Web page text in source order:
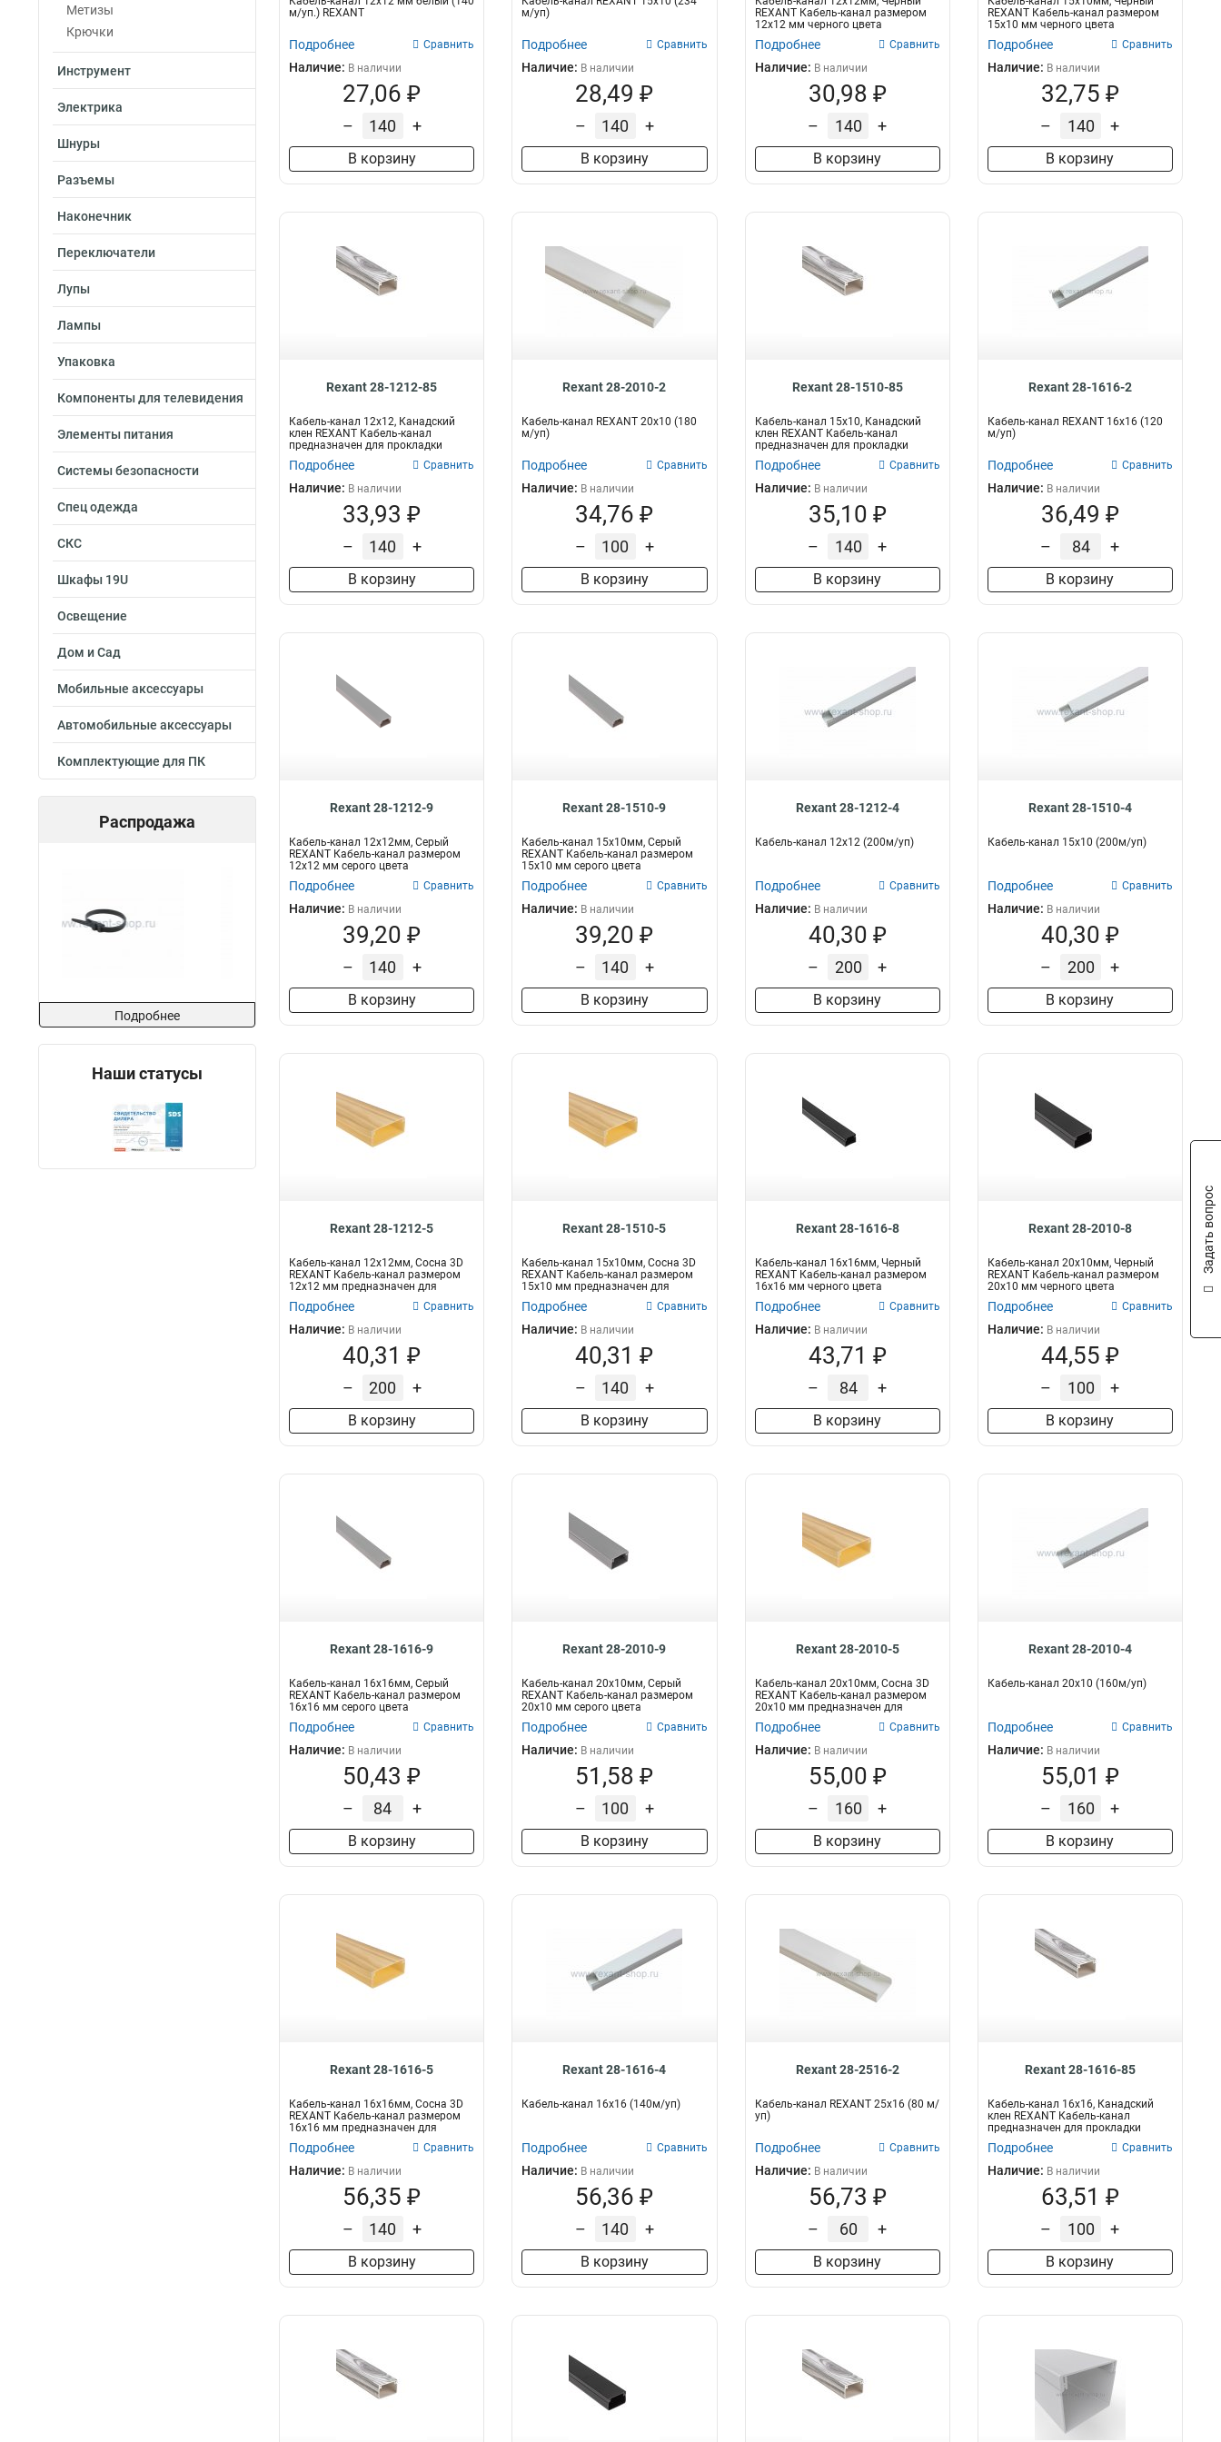
Метизы
Крючки
Инструмент
Электрика
Шнуры
Разъемы
Наконечник
Переключатели
Лупы
Лампы
Упаковка
Компоненты для телевидения
Элементы питания
Системы безопасности
Спец одежда
СКС
Шкафы 19U
Освещение
Дом и Сад
Мобильные аксессуары
Автомобильные аксессуары
Комплектующие для ПК
Распродажа
Подробнее
Наши статусы
м/уп.) REXANT
Подробнее Сравнить
Наличие: В наличии
27,06 ₽
– +
В корзину
м/уп)
Подробнее Сравнить
Наличие: В наличии
28,49 ₽
– +
В корзину
REXANT Кабель-канал размером
12х12 мм черного цвета
предназначен д...
Подробнее Сравнить
Наличие: В наличии
30,98 ₽
– +
В корзину
REXANT Кабель-канал размером
15х10 мм черного цвета
предназначен д...
Подробнее Сравнить
Наличие: В наличии
32,75 ₽
– +
В корзину
Rexant 28-1212-85
Кабель-канал 12x12, Канадский
клен REXANT Кабель-канал
предназначен для прокладки
слаботочных и...
Подробнее Сравнить
Наличие: В наличии
33,93 ₽
– +
В корзину
Rexant 28-2010-2
Кабель-канал REXANT 20х10 (180
м/уп)
Подробнее Сравнить
Наличие: В наличии
34,76 ₽
– +
В корзину
Rexant 28-1510-85
Кабель-канал 15x10, Канадский
клен REXANT Кабель-канал
предназначен для прокладки
слаботочных и...
Подробнее Сравнить
Наличие: В наличии
35,10 ₽
– +
В корзину
Rexant 28-1616-2
Кабель-канал REXANT 16х16 (120
м/уп)
Подробнее Сравнить
Наличие: В наличии
36,49 ₽
– +
В корзину
Rexant 28-1212-9
Кабель-канал 12х12мм, Серый
REXANT Кабель-канал размером
12х12 мм серого цвета
предназначен для...
Подробнее Сравнить
Наличие: В наличии
39,20 ₽
– +
В корзину
Rexant 28-1510-9
Кабель-канал 15х10мм, Серый
REXANT Кабель-канал размером
15х10 мм серого цвета
предназначен для...
Подробнее Сравнить
Наличие: В наличии
39,20 ₽
– +
В корзину
Rexant 28-1212-4
Кабель-канал 12х12 (200м/уп)
Подробнее Сравнить
Наличие: В наличии
40,30 ₽
– +
В корзину
Rexant 28-1510-4
Кабель-канал 15х10 (200м/уп)
Подробнее Сравнить
Наличие: В наличии
40,30 ₽
– +
В корзину
Rexant 28-1212-5
Кабель-канал 12х12мм, Сосна 3D
REXANT Кабель-канал размером
12х12 мм предназначен для
прокладки...
Подробнее Сравнить
Наличие: В наличии
40,31 ₽
– +
В корзину
Rexant 28-1510-5
Кабель-канал 15х10мм, Сосна 3D
REXANT Кабель-канал размером
15х10 мм предназначен для
прокладки...
Подробнее Сравнить
Наличие: В наличии
40,31 ₽
– +
В корзину
Rexant 28-1616-8
Кабель-канал 16х16мм, Черный
REXANT Кабель-канал размером
16х16 мм черного цвета
предназначен д...
Подробнее Сравнить
Наличие: В наличии
43,71 ₽
– +
В корзину
Rexant 28-2010-8
Кабель-канал 20х10мм, Черный
REXANT Кабель-канал размером
20х10 мм черного цвета
предназначен д...
Подробнее Сравнить
Наличие: В наличии
44,55 ₽
– +
В корзину
Rexant 28-1616-9
Кабель-канал 16х16мм, Серый
REXANT Кабель-канал размером
16х16 мм серого цвета
предназначен для...
Подробнее Сравнить
Наличие: В наличии
50,43 ₽
– +
В корзину
Rexant 28-2010-9
Кабель-канал 20х10мм, Серый
REXANT Кабель-канал размером
20х10 мм серого цвета
предназначен для...
Подробнее Сравнить
Наличие: В наличии
51,58 ₽
– +
В корзину
Rexant 28-2010-5
Кабель-канал 20х10мм, Сосна 3D
REXANT Кабель-канал размером
20х10 мм предназначен для
прокладки...
Подробнее Сравнить
Наличие: В наличии
55,00 ₽
– +
В корзину
Rexant 28-2010-4
Кабель-канал 20х10 (160м/уп)
Подробнее Сравнить
Наличие: В наличии
55,01 ₽
– +
В корзину
Rexant 28-1616-5
Кабель-канал 16х16мм, Сосна 3D
REXANT Кабель-канал размером
16х16 мм предназначен для
прокладки...
Подробнее Сравнить
Наличие: В наличии
56,35 ₽
– +
В корзину
Rexant 28-1616-4
Кабель-канал 16х16 (140м/уп)
Подробнее Сравнить
Наличие: В наличии
56,36 ₽
– +
В корзину
Rexant 28-2516-2
Кабель-канал REXANT 25х16 (80 м/
уп)
Подробнее Сравнить
Наличие: В наличии
56,73 ₽
– +
В корзину
Rexant 28-1616-85
Кабель-канал 16x16, Канадский
клен REXANT Кабель-канал
предназначен для прокладки
слаботочных и...
Подробнее Сравнить
Наличие: В наличии
63,51 ₽
– +
В корзину
Задать вопрос